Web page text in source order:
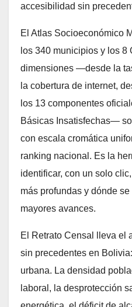
accesibilidad sin
El Atlas Socioeconómico
los 340 municipios y los 8
dimensiones —desde la
la cobertura de internet,
los 13 componentes
Básicas Insatisfechas—
con escala cromática
ranking nacional. Es la
identificar, con un solo
más profundas y dónde
mayores avances.
El Retrato Censal lleva el
sin precedentes en
urbana. La densidad
laboral, la desprotección